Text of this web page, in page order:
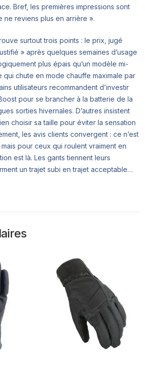
Bref, les premières impressions sont
ne reviens plus en arrière ».
surtout trois points : le prix, jugé
» après quelques semaines d’usage
plus épais qu’un modèle mi-
qui chute en mode chauffe maximale par
utilisateurs recommandent d’investir
pour se brancher à la batterie de la
sorties hivernales. D’autres insistent
choisir sa taille pour éviter la sensation
les avis clients convergent : ce n’est
pour ceux qui roulent vraiment en
est là. Les gants tiennent leurs
un trajet subi en trajet acceptable…